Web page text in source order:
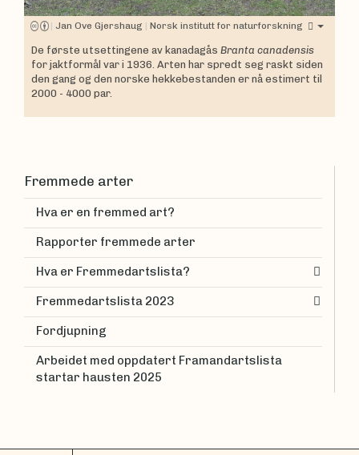
| Jan Ove Gjershaug | Norsk institutt for naturforskning
De første utsettingene av kanadagås Branta canadensis
for jaktformål var i 1936. Arten har spredt seg raskt siden
den gang og den norske hekkebestanden er nå estimert til
2000 - 4000 par.
Fremmede arter
Hva er en fremmed art?
Rapporter fremmede arter
Hva er Fremmedartslista?
Fremmedartslista 2023
Fordjupning
Arbeidet med oppdatert Framandartslista
startar hausten 2025